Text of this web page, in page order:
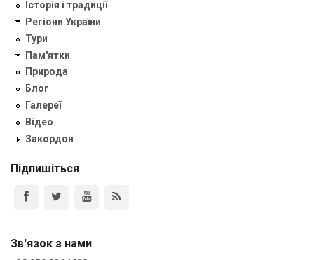
Історія і традиції
Регіони України
Тури
Пам'ятки
Природа
Блог
Галереї
Відео
Закордон
Підпишіться
Зв'язок з нами